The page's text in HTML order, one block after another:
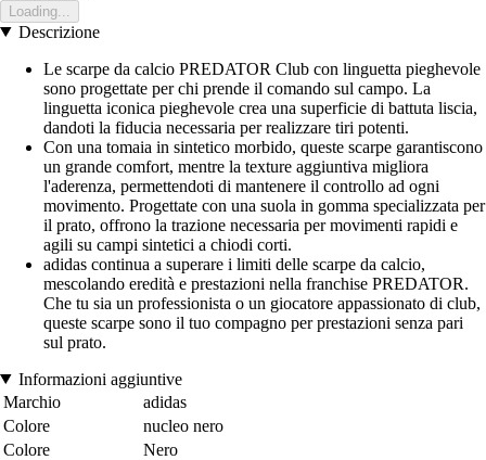
Loading...
Descrizione
Le scarpe da calcio PREDATOR Club con linguetta pieghevole
sono progettate per chi prende il comando sul campo. La
linguetta iconica pieghevole crea una superficie di battuta liscia,
dandoti la fiducia necessaria per realizzare tiri potenti.
Con una tomaia in sintetico morbido, queste scarpe garantiscono
un grande comfort, mentre la texture aggiuntiva migliora
l'aderenza, permettendoti di mantenere il controllo ad ogni
movimento. Progettate con una suola in gomma specializzata per
il prato, offrono la trazione necessaria per movimenti rapidi e
agili su campi sintetici a chiodi corti.
adidas continua a superare i limiti delle scarpe da calcio,
mescolando eredità e prestazioni nella franchise PREDATOR.
Che tu sia un professionista o un giocatore appassionato di club,
queste scarpe sono il tuo compagno per prestazioni senza pari
sul prato.
Informazioni aggiuntive
Marchio
adidas
Colore
nucleo nero
Colore
Nero